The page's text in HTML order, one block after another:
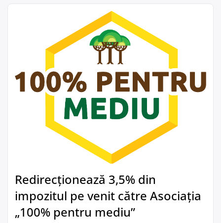
Redirecționează 3,5% din
impozitul pe venit către Asociația
„100% pentru mediu”